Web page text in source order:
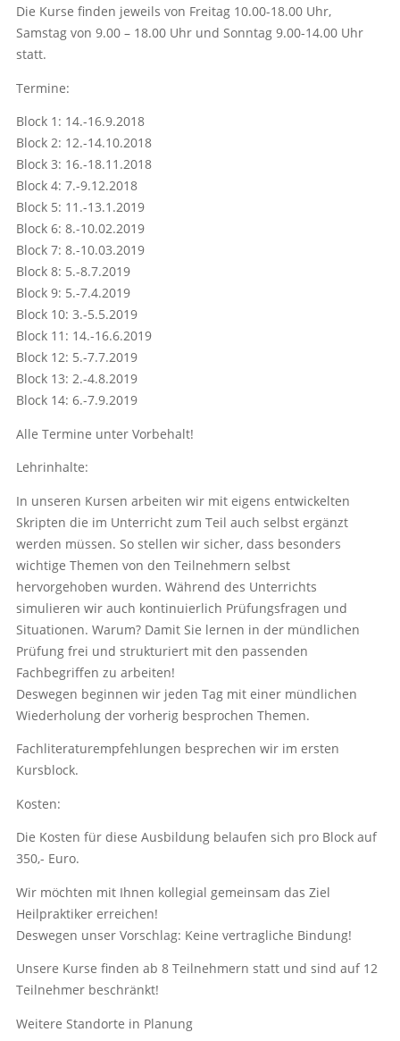
Die Kurse finden jeweils von Freitag 10.00-18.00 Uhr,
Samstag von 9.00 – 18.00 Uhr und Sonntag 9.00-14.00 Uhr
statt.
Termine:
Block 1: 14.-16.9.2018
Block 2: 12.-14.10.2018
Block 3: 16.-18.11.2018
Block 4: 7.-9.12.2018
Block 5: 11.-13.1.2019
Block 6: 8.-10.02.2019
Block 7: 8.-10.03.2019
Block 8: 5.-8.7.2019
Block 9: 5.-7.4.2019
Block 10: 3.-5.5.2019
Block 11: 14.-16.6.2019
Block 12: 5.-7.7.2019
Block 13: 2.-4.8.2019
Block 14: 6.-7.9.2019
Alle Termine unter Vorbehalt!
Lehrinhalte:
In unseren Kursen arbeiten wir mit eigens entwickelten
Skripten die im Unterricht zum Teil auch selbst ergänzt
werden müssen. So stellen wir sicher, dass besonders
wichtige Themen von den Teilnehmern selbst
hervorgehoben wurden. Während des Unterrichts
simulieren wir auch kontinuierlich Prüfungsfragen und
Situationen. Warum? Damit Sie lernen in der mündlichen
Prüfung frei und strukturiert mit den passenden
Fachbegriffen zu arbeiten!
Deswegen beginnen wir jeden Tag mit einer mündlichen
Wiederholung der vorherig besprochen Themen.
Fachliteraturempfehlungen besprechen wir im ersten
Kursblock.
Kosten:
Die Kosten für diese Ausbildung belaufen sich pro Block auf
350,- Euro.
Wir möchten mit Ihnen kollegial gemeinsam das Ziel
Heilpraktiker erreichen!
Deswegen unser Vorschlag: Keine vertragliche Bindung!
Unsere Kurse finden ab 8 Teilnehmern statt und sind auf 12
Teilnehmer beschränkt!
Weitere Standorte in Planung